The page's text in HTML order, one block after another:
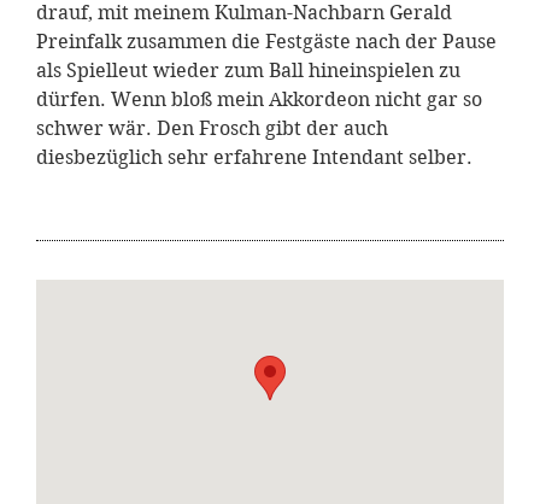
drauf, mit meinem Kulman-Nachbarn Gerald
Preinfalk zusammen die Festgäste nach der Pause
als Spielleut wieder zum Ball hineinspielen zu
dürfen. Wenn bloß mein Akkordeon nicht gar so
schwer wär. Den Frosch gibt der auch
diesbezüglich sehr erfahrene Intendant selber.